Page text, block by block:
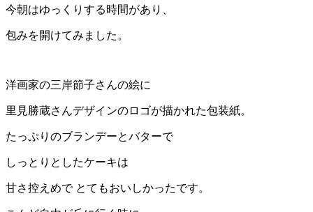
今朝はゆっくりする時間があり、
包みを開けてみました。
洋画家の三岸節子さんの絵に
里見勝蔵さんデザインのロゴが描かれた包装紙。
たっぷりのブランデーとバターで
しっとりとしたケーキは
甘さ控えめで とてもおいしかったです。